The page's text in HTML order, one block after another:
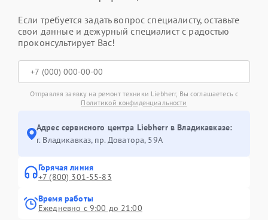
Если требуется задать вопрос специалисту, оставьте
свои данные и дежурный специалист с радостью
проконсультирует Вас!
Отправляя заявку на ремонт техники Liebherr, Вы соглашаетесь с
Политикой конфиденциальности
Адрес сервисного центра Liebherr в Владикавказе:
г. Владикавказ, пр. Доватора, 59А
Горячая линия
+7 (800) 301-55-83
Время работы
Ежедневно с 9:00 до 21:00